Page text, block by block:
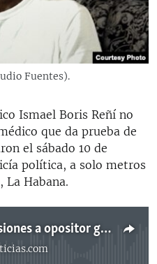
LATINA
Fuentes).
Ismael Boris Reñí no
que da prueba de
el sábado 10 de
política, a solo metros
La Habana.
Niegan certificado de lesiones a opositor golpeado por la policía
available